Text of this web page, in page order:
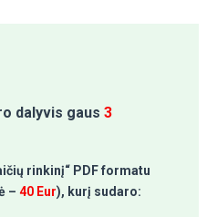
dalyvis gaus 3
rinkinį“ PDF formatu
– 40 Eur), kurį sudaro: